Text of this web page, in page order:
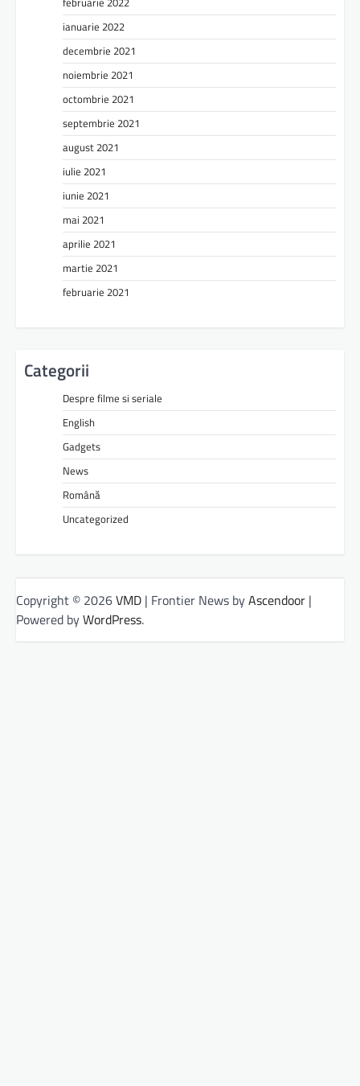
ianuarie 2022
decembrie 2021
noiembrie 2021
octombrie 2021
septembrie 2021
august 2021
iulie 2021
iunie 2021
mai 2021
aprilie 2021
martie 2021
februarie 2021
Categorii
Despre filme si seriale
English
Gadgets
News
Română
Uncategorized
Copyright © 2026VMD | Frontier News byAscendoor |
Powered byWordPress.